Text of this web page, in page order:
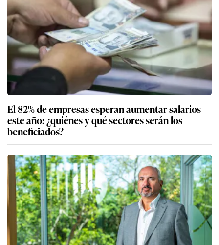
El 82% de empresas esperan aumentar salarios
este año: ¿quiénes y qué sectores serán los
beneficiados?